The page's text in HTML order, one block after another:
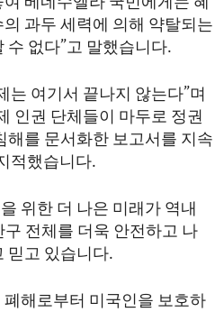
베네수엘라 국민에게는 혜
과두 세력에 의해 약탈되는
수 없다”고 말했습니다.
는 여기서 끝나지 않는다”며
인권 단체들이 마두로 정권
해를 문서화한 보고서를 지속
적했습니다.
위한 더 나은 미래가 역내
전체를 더욱 안전하고 나
믿고 있습니다.
해로부터 미국인을 보호하